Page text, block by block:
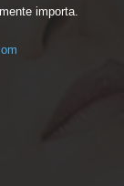
importa.